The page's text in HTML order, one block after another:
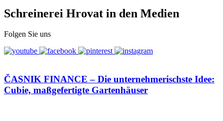
Schreinerei Hrovat in den Medien
Folgen Sie uns
ČASNIK FINANCE – Die unternehmerischste Idee:
Cubie, maßgefertigte Gartenhäuser